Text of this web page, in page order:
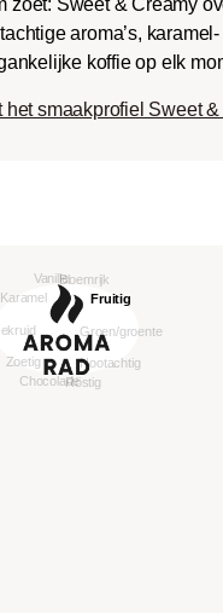
aroma’s,
koffie op elk
het smaakprofiel Sweet